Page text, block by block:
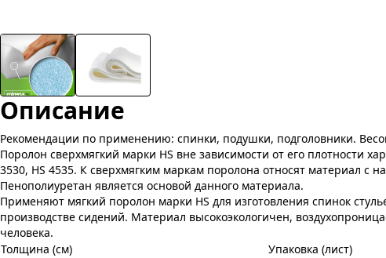
Описание
Рекомендации по применению: спинки, подушки, подголовники.
Поролон сверхмягкий марки HS вне зависимости от его плотности
3530, HS 4535. К сверхмягким маркам поролона относят материал
Пенополиуретан является основой данного материала.
Применяют мягкий поролон марки HS для изготовления спинок
производстве сидений. Материал высокоэкологичен,
человека.
Толщина (см)
Упаковка (лист)